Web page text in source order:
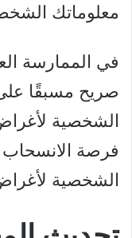
معلوماتك
في الممارسة
صريح مسبقًا
الشخصية
فرصة
الشخصية